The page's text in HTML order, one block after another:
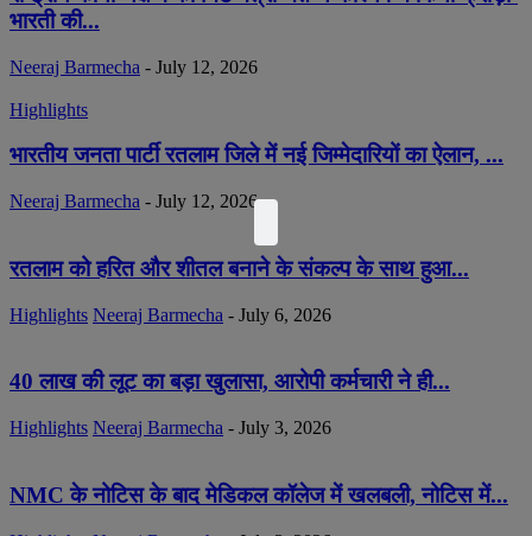
भारती की...
Neeraj Barmecha - July 12, 2026
Highlights
भारतीय जनता पार्टी रतलाम जिले में नई जिम्मेदारियों का ऐलान, ...
Neeraj Barmecha - July 12, 2026
रतलाम को हरित और शीतल बनाने के संकल्प के साथ हुआ...
Highlights Neeraj Barmecha - July 6, 2026
40 लाख की लूट का बड़ा खुलासा, आरोपी कर्मचारी ने ही...
Highlights Neeraj Barmecha - July 3, 2026
NMC के नोटिस के बाद मेडिकल कॉलेज में खलबली, नोटिस में...